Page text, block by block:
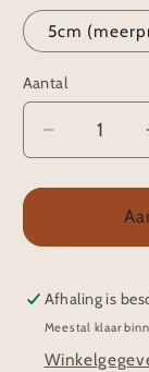
5cm
Aantal
Aantal
verlagen
voor
|
Mara
Afhaling is
Meestal klaar